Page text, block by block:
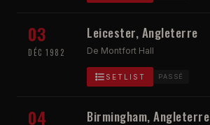
03
DÉC 1982
Leicester, Angleterre
De Montfort Hall
SETLIST PASSÉ
04 Birmingham, Angleterre